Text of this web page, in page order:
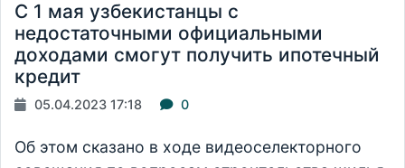
С 1 мая узбекистанцы с
недостаточными официальными
доходами смогут получить ипотечный
кредит
05.04.2023 17:18 0
Об этом сказано в ходе видеоселекторного